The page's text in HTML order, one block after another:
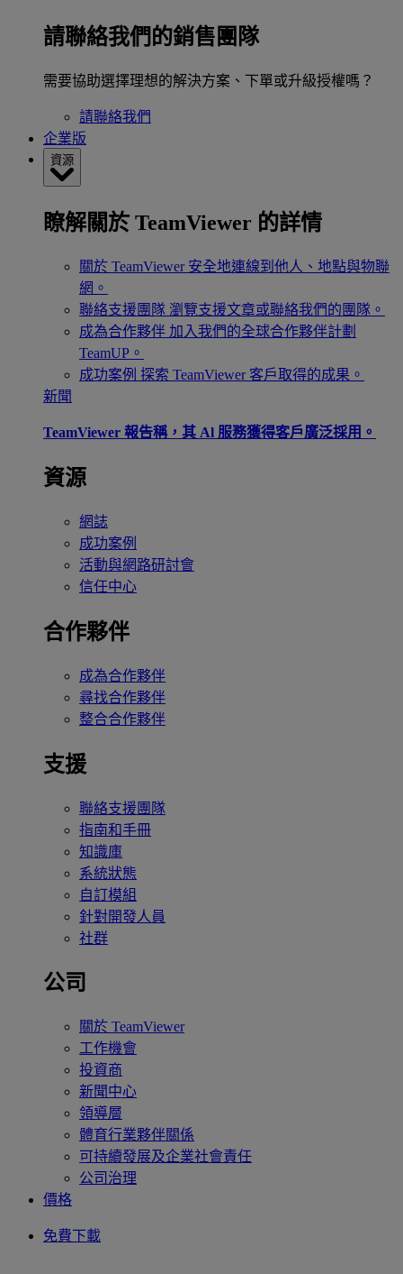
請聯絡我們的銷售團隊
需要協助選擇理想的解決方案、下單或升級授權嗎？
請聯絡我們
企業版
資源
瞭解關於 TeamViewer 的詳情
關於 TeamViewer 安全地連線到他人、地點與物聯
網。
聯絡支援團隊 瀏覽支援文章或聯絡我們的團隊。
成為合作夥伴 加入我們的全球合作夥伴計劃
TeamUP。
成功案例 探索 TeamViewer 客戶取得的成果。
新聞
TeamViewer 報告稱，其 Al 服務獲得客戶廣泛採用。
資源
網誌
成功案例
活動與網路研討會
信任中心
合作夥伴
成為合作夥伴
尋找合作夥伴
整合合作夥伴
支援
聯絡支援團隊
指南和手冊
知識庫
系統狀態
自訂模組
針對開發人員
社群
公司
關於 TeamViewer
工作機會
投資商
新聞中心
領導層
體育行業夥伴關係
可持續發展及企業社會責任
公司治理
價格
免費下載